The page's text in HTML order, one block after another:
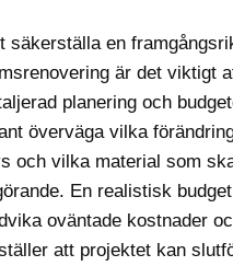
säkerställa en
är det viktigt
planering och
överväga vilka
och vilka material som
En realistisk
oväntade kostnader
att projektet kan